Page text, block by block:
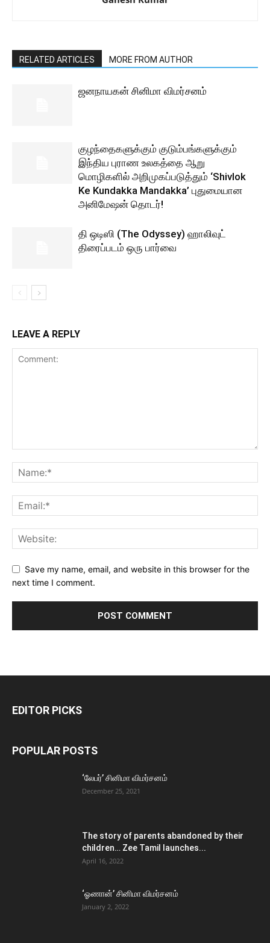
RELATED ARTICLES MORE FROM AUTHOR
ஜனநாயகன் சினிமா விமர்சனம்
குழந்தைகளுக்கும் குடும்பங்களுக்கும்
இந்திய புராண உலகத்தை ஆறு
மொழிகளில் அறிமுகப்படுத்தும் ‘Shivlok
Ke Kundakka Mandakka’ புதுமையான
அனிமேஷன் தொடர்!
தி ஒடிஸி (The Odyssey) ஹாலிவுட்
திரைப்படம் ஒரு பார்வை
LEAVE A REPLY
Save my name, email, and website in this browser for the
next time I comment.
EDITOR PICKS
POPULAR POSTS
‘லேபர்’ சினிமா விமர்சனம்
December 25, 2021
The story of parents abandoned by their
children… Zee Tamil launches...
April 16, 2022
‘ஓணான்’ சினிமா விமர்சனம்
January 2, 2022